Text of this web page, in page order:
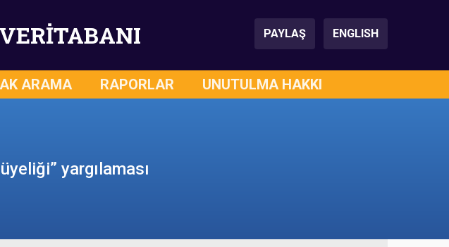
PAYLAŞ ENGLISH
ARAMA RAPORLAR UNUTULMA HAKKI
yargılaması